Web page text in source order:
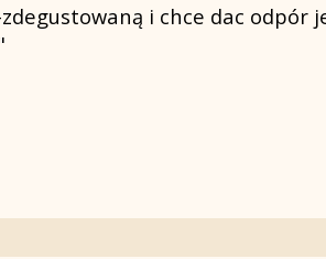
i chce dac odpór